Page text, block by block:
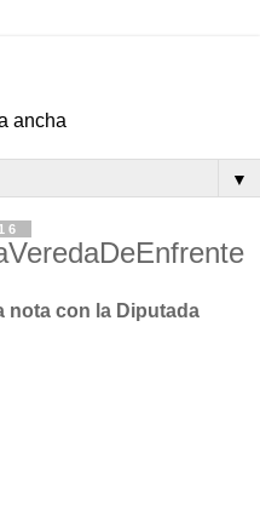
ancha
▼
nota con la Diputada